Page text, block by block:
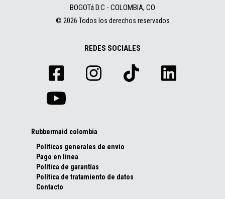
BOGOTá D.C - COLOMBIA, CO
© 2026 Todos los derechos reservados
REDES SOCIALES
Rubbermaid colombia
Políticas generales de envío
Pago en línea
Política de garantías
Política de tratamiento de datos
Contacto